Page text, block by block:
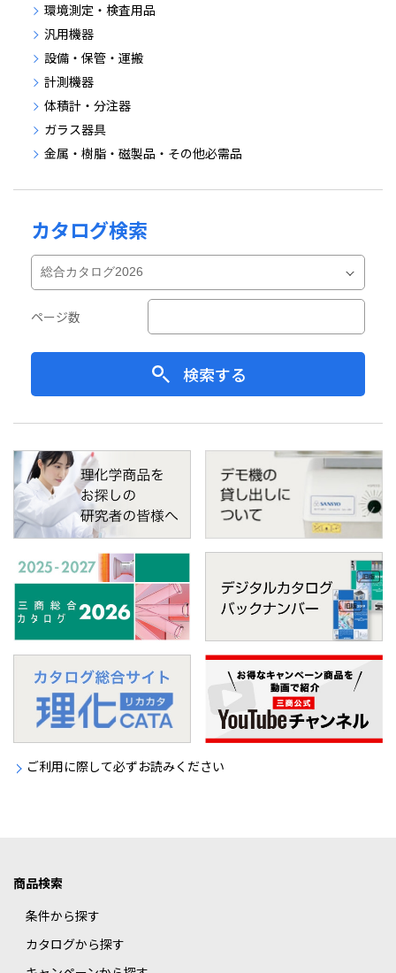
環境測定・検査用品
汎用機器
設備・保管・運搬
計測機器
体積計・分注器
ガラス器具
金属・樹脂・磁製品・その他必需品
カタログ検索
ページ数
検索する
ご利用に際して必ずお読みください
商品検索
条件から探す
カタログから探す